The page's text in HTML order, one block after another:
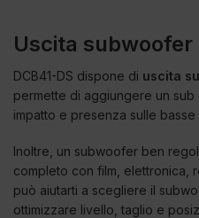
Uscita subwoofer
DCB41-DS dispone di uscita
permette di aggiungere un sub
impatto e presenza sulle
Inoltre, un subwoofer ben
completo con film, elettronica,
può aiutarti a scegliere il
ottimizzare livello, taglio e